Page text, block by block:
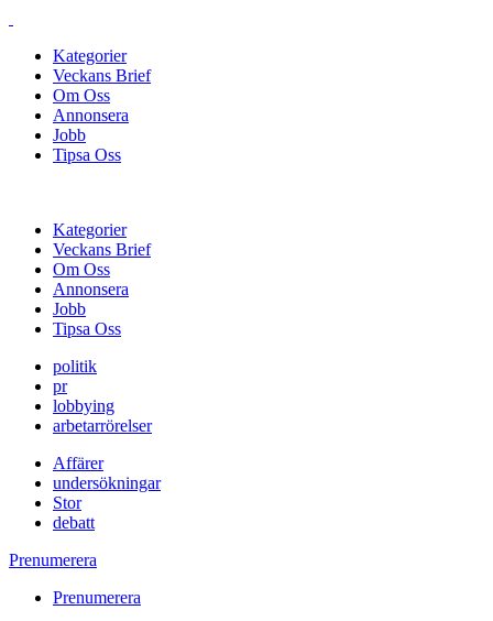
Kategorier
Veckans Brief
Om Oss
Annonsera
Jobb
Tipsa Oss
Kategorier
Veckans Brief
Om Oss
Annonsera
Jobb
Tipsa Oss
politik
pr
lobbying
arbetarrörelser
Affärer
undersökningar
Stor
debatt
Prenumerera
Prenumerera